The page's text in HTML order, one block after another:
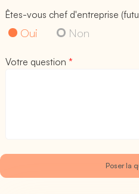
Êtes-vous chef d'entreprise
Oui Non
Votre question*